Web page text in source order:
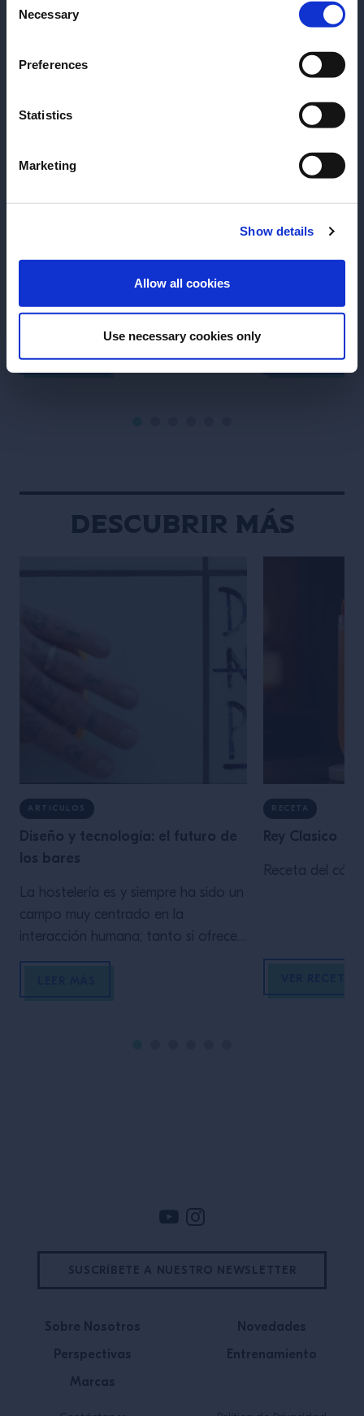
Selection
Necessary
Preferences
Statistics
Marketing
Show details
Allow all cookies
Use necessary cookies only
ENTRAR
como bartender adolescente en
Melbourne, hasta una oportunidad
clave en Milk & Honey de Nueva
York, Sam Ross de Attaboy exalta
de […]
LEER MÁS
fotógrafa
Brisbane,
Explica cómo
LEER MÁS
Descubrir más
ARTICULOS
Diseño y tecnología: el futuro de
los bares
La hostelería es y siempre ha sido un
campo muy centrado en la
interacción humana; tanto si ofrece
alojamiento a viajeros, comidas a
nosotros, bebidas a bebedores, es
RECETA
Rey Clasico
Receta del
Sobre Nosotros
Perspectivas
Marcas
Novedades
Entrenamiento
SUSCRÍBETE A NUESTRO NEWSLETTER